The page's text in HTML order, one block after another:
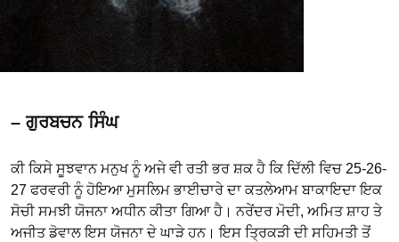
– ਗੁਰਬਚਨ ਸਿੰਘ
ਕੀ ਕਿਸੇ ਸੂਝਵਾਨ ਮਨੁਖ ਨੂੰ ਅਜੇ ਵੀ ਰਤੀ ਭਰ ਸ਼ਕ ਹੈ ਕਿ ਦਿੱਲੀ ਵਿਚ 25-26-
27 ਫਰਵਰੀ ਨੂੰ ਹੋਇਆ ਮੁਸਲਿਮ ਭਾਈਚਾਰੇ ਦਾ ਕਤਲੇਆਮ ਬਾਕਾਇਦਾ ਇਕ
ਸੋਚੀ ਸਮਝੀ ਯੋਜਨਾ ਅਧੀਨ ਕੀਤਾ ਗਿਆ ਹੈ। ਨਰੇਂਦਰ ਮੋਦੀ, ਅਮਿਤ ਸ਼ਾਹ ਤੇ
ਅਜੀਤ ਡੋਵਾਲ ਇਸ ਯੋਜਨਾ ਦੇ ਘਾੜੇ ਹਨ। ਇਸ ਤ੍ਰਿਕੜੀ ਦੀ ਸਹਿਮਤੀ ਤੋਂ